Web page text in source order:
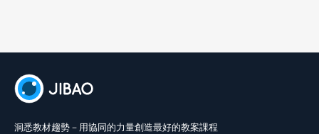
洞悉教材趨勢－用協同的力量創造最好的教案課程